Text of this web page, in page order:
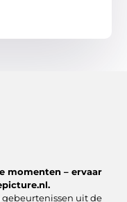
momenten – ervaar
uit de